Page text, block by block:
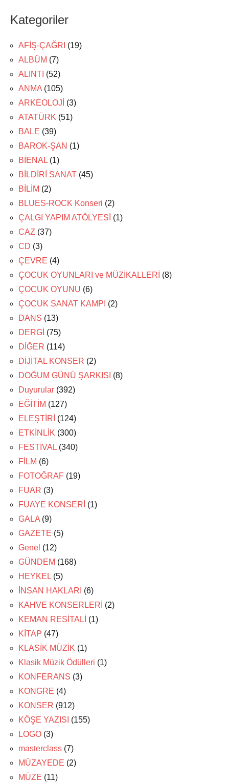
Kategoriler
AFİŞ-ÇAĞRI (19)
ALBÜM (7)
ALINTI (52)
ANMA (105)
ARKEOLOJİ (3)
ATATÜRK (51)
BALE (39)
BAROK-ŞAN (1)
BİENAL (1)
BİLDİRİ SANAT (45)
BİLİM (2)
BLUES-ROCK Konseri (2)
ÇALGI YAPIM ATÖLYESİ (1)
CAZ (37)
CD (3)
ÇEVRE (4)
ÇOCUK OYUNLARI ve MÜZİKALLERİ (8)
ÇOCUK OYUNU (6)
ÇOCUK SANAT KAMPI (2)
DANS (13)
DERGİ (75)
DİĞER (114)
DİJİTAL KONSER (2)
DOĞUM GÜNÜ ŞARKISI (8)
Duyurular (392)
EĞİTİM (127)
ELEŞTİRİ (124)
ETKİNLİK (300)
FESTİVAL (340)
FİLM (6)
FOTOĞRAF (19)
FUAR (3)
FUAYE KONSERİ (1)
GALA (9)
GAZETE (5)
Genel (12)
GÜNDEM (168)
HEYKEL (5)
İNSAN HAKLARI (6)
KAHVE KONSERLERİ (2)
KEMAN RESİTALİ (1)
KİTAP (47)
KLASİK MÜZİK (1)
Klasik Müzik Ödülleri (1)
KONFERANS (3)
KONGRE (4)
KONSER (912)
KÖŞE YAZISI (155)
LOGO (3)
masterclass (7)
MÜZAYEDE (2)
MÜZE (11)